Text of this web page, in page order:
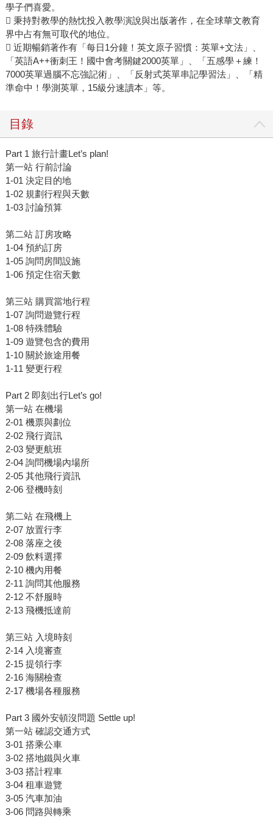
學子們喜愛。
 秉持對教學的熱忱投入教學演說與出版著作，在全球華文教育
界中占有無可取代的地位。
 近期暢銷著作有「每日1分鐘！英文原子習慣：英單+文法」、
「英語A++衝刺王！國中會考關鍵2000英單」、「五感學＋練！
7000英單過腦不忘強記術」、「反射式英單串記學習法」、「精
準命中！學測英單，15級分速讀本」等。
目錄
Part 1 旅行計畫Let’s plan!
第一站 行前討論
1-01 決定目的地
1-02 規劃行程與天數
1-03 討論預算
第二站 訂房攻略
1-04 預約訂房
1-05 詢問房間設施
1-06 預定住宿天數
第三站 購買當地行程
1-07 詢問遊覽行程
1-08 特殊體驗
1-09 遊覽包含的費用
1-10 關於旅途用餐
1-11 變更行程
Part 2 即刻出行Let’s go!
第一站 在機場
2-01 機票與劃位
2-02 飛行資訊
2-03 變更航班
2-04 詢問機場內場所
2-05 其他飛行資訊
2-06 登機時刻
第二站 在飛機上
2-07 放置行李
2-08 落座之後
2-09 飲料選擇
2-10 機內用餐
2-11 詢問其他服務
2-12 不舒服時
2-13 飛機抵達前
第三站 入境時刻
2-14 入境審查
2-15 提領行李
2-16 海關檢查
2-17 機場各種服務
Part 3 國外安頓沒問題 Settle up!
第一站 確認交通方式
3-01 搭乘公車
3-02 搭地鐵與火車
3-03 搭計程車
3-04 租車遊覽
3-05 汽車加油
3-06 問路與轉乘